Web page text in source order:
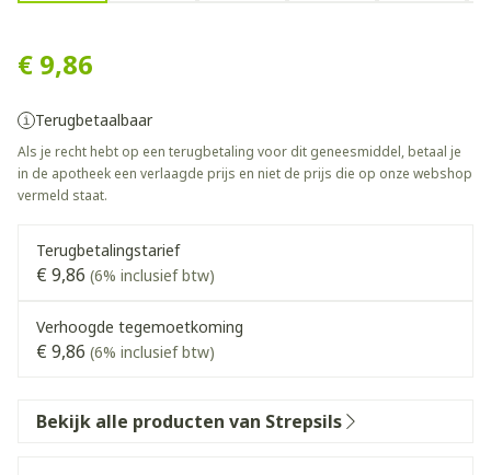
€ 9,86
Terugbetaalbaar
Als je recht hebt op een terugbetaling voor dit geneesmiddel, betaal je
in de apotheek een verlaagde prijs en niet de prijs die op onze webshop
vermeld staat.
Terugbetalingstarief
€ 9,86 (6% inclusief btw)
Verhoogde tegemoetkoming
€ 9,86 (6% inclusief btw)
Bekijk alle producten van Strepsils